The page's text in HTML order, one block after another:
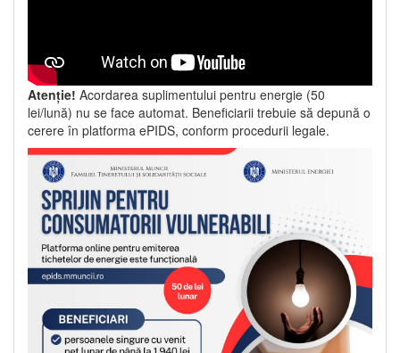
Atenție! Acordarea suplimentului pentru energie (50
lei/lună) nu se face automat. Beneficiarii trebuie să depună o
cerere în platforma ePIDS, conform procedurii legale.